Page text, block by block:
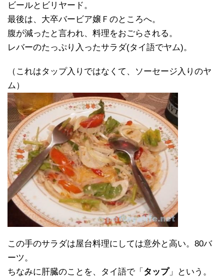
ビールとビリヤード。
最後は、大卒バービア嬢Ｆのところへ。
腹が減ったと言われ、料理をおごらされる。
レバーのたっぷり入ったサラダ(タイ語でヤム)。
（これはタップ入りではなくて、ソーセージ入りのヤ
ム）
この手のサラダは屋台料理にしては意外と高い。80バ
ーツ。
ちなみに肝臓のことを、タイ語で「 タップ」という。